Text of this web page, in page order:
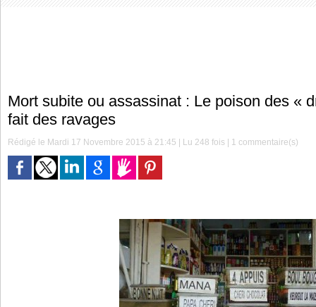
Mort subite ou assassinat : Le poison des «
fait des ravages
Rédigé le Mardi 17 Novembre 2015 à 21:45 | Lu 248 fois | 1 commentaire(s)